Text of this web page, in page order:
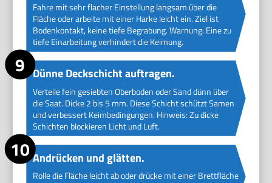
Fahre mit sehr flacher Einstellung langsam über die
Fläche oder arbeite mit einer Harke leicht ein. Ziel ist
Bodenkontakt, keine tiefe Begrabung. Warnung: Eine zu
tiefe Einarbeitung verhindert die Keimung.
Dünne Deckschicht auftragen.
Verteile fein gesiebten Oberboden oder Sand dünn über
die Saat. Dicke 2 bis 5 mm. Diese Schicht schützt Samen
und verbessert Keimbedingungen. Hinweis: Zu dicke
Schichten blockieren Licht und Luft.
Andrücken und glätten.
Rolle die Fläche leicht ab oder drücke mit einer Brettfläche